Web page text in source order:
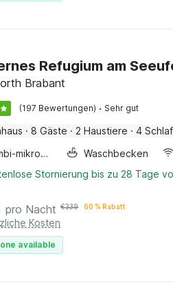
Refugium am
Brabant
(197 Bewertungen) · Sehr gut
· 8 Gäste · 2 Haustiere · 4
Kombi-mikrowelle
Waschbecken
Stornierung bis zu 28 Tage
pro Nacht €339 60 % Rabatt
Kosten
available